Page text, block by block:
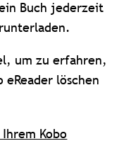
Buch jederzeit
um zu erfahren,
eReader löschen
Kobo